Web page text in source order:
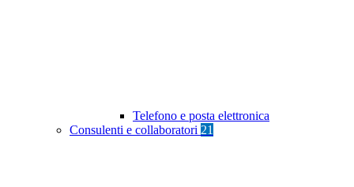
Telefono e posta elettronica
Consulenti e collaboratori 21